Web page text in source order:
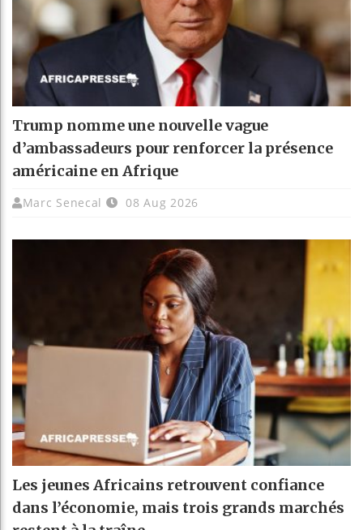
Trump nomme une nouvelle vague
d’ambassadeurs pour renforcer la présence
américaine en Afrique
Marc Senecal 08 Aug 2026
Les jeunes Africains retrouvent confiance
dans l’économie, mais trois grands marchés